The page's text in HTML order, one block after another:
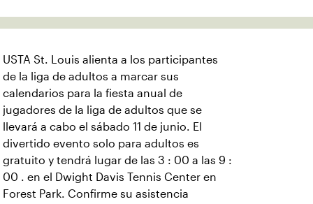
USTA St. Louis alienta a los participantes
de la liga de adultos a marcar sus
calendarios para la fiesta anual de
jugadores de la liga de adultos que se
llevará a cabo el sábado 11 de junio. El
divertido evento solo para adultos es
gratuito y tendrá lugar de las 3 : 00 a las 9 :
00 . en el Dwight Davis Tennis Center en
Forest Park. Confirme su asistencia